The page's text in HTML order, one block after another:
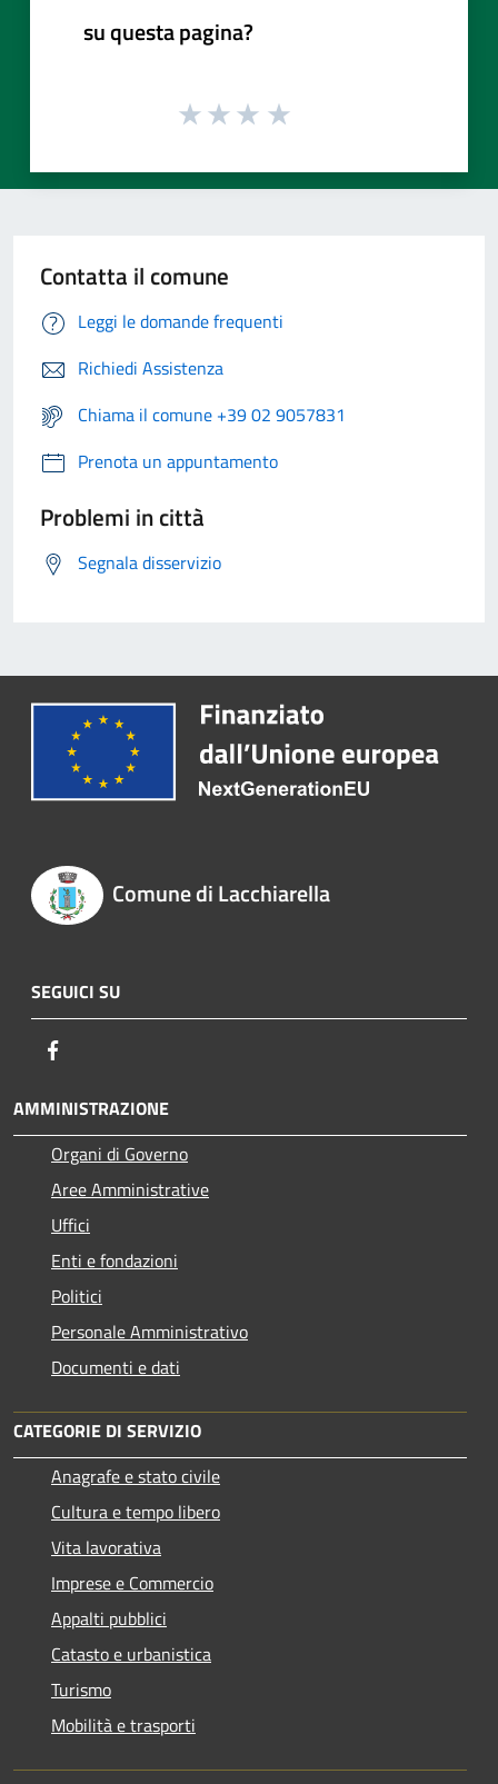
su questa pagina?
Contatta il comune
Leggi le domande frequenti
Richiedi Assistenza
Chiama il comune +39 02 9057831
Prenota un appuntamento
Problemi in città
Segnala disservizio
Comune di Lacchiarella
SEGUICI SU
AMMINISTRAZIONE
Organi di Governo
Aree Amministrative
Uffici
Enti e fondazioni
Politici
Personale Amministrativo
Documenti e dati
CATEGORIE DI SERVIZIO
Anagrafe e stato civile
Cultura e tempo libero
Vita lavorativa
Imprese e Commercio
Appalti pubblici
Catasto e urbanistica
Turismo
Mobilità e trasporti